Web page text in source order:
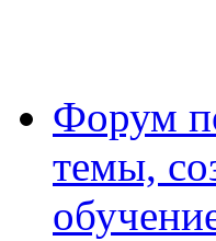
Форум
темы,